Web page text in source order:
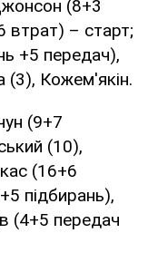
(8+3
втрат) – старт;
+5 передач),
(3), Кожем'якін.
(9+7
(10),
(16+6
підбирань),
(4+5 передач